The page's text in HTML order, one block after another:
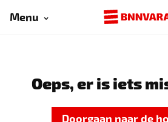
Menu
Oeps, er is iets
Doorgaan naar de